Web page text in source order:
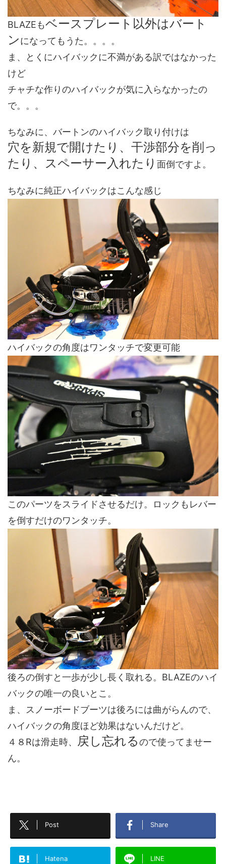
BLAZEもベースプレート以外はバート
ンになってもうた。。。。
ま、とくにハイバックに不満がある訳ではなかった
けど
チャチな作りのハイバックが気に入らなかったの
で。。。
ちなみに、バートンのハイバック取り付けは
穴を新規で開けたり、干渉部分を削っ
たり、スペーサー入れたり 面倒ですよ。
ちなみに純正ハイバックはこんな感じ
ハイバックの角度はワンタッチで変更可能
このパーツをスライドさせるだけ。ロックもレバー
を倒すだけのワンタッチ。
後ろの倒すと一歩が少し長く取れる。BLAZEのハイ
バックの唯一の良いとこ。
ま、スノーボードブーツは後ろには曲がらんので、
ハイバックの角度ほど効果はないんだけど。
４８Rは滑走時、 戻し忘れるので使ってませー
ん。
Post Share
Hatena LINE